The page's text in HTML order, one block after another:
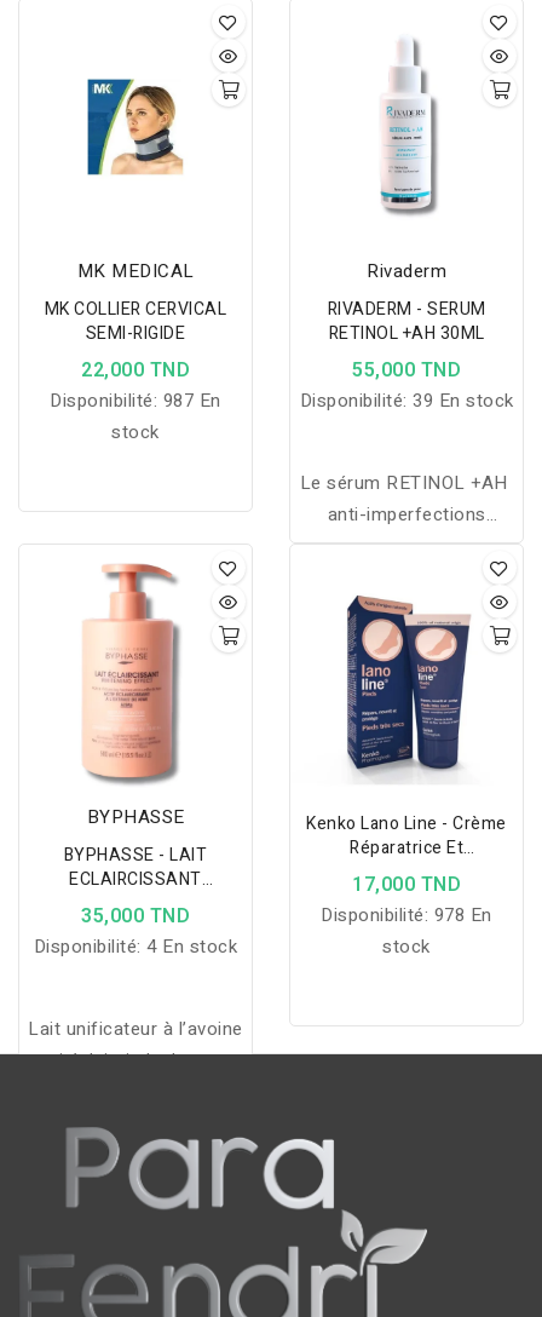
MK MEDICAL
MK COLLIER CERVICAL
SEMI-RIGIDE
22,000 TND
Disponibilité: 987 En
stock
Rivaderm
RIVADERM - SERUM
RETINOL +AH 30ML
55,000 TND
Disponibilité: 39 En stock
Le sérum RETINOL +AH
anti-imperfections
régénérant à la
Niacinamide et Panthénol
hydrate, réduit les signes
de vieillissement, unifie le
teint, et resserre les
pores tout en équilibrant
le sébum.
BYPHASSE
BYPHASSE - LAIT
ECLAIRCISSANT
WHITENING EFFECT
EXTRAIT D'AVOINE 500ML
35,000 TND
Disponibilité:4 En stock
Lait unificateur à l’avoine
qui éclaircit, hydrate et
peau douce et lumineuse.
Kenko Lano Line - Crème
Réparatrice Et
Nourrissante Des Pieds
-75ml
17,000 TND
Disponibilité: 978 En
stock